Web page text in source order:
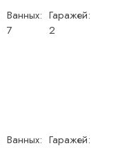
Ванных:
7
Гаражей:
2
Ванных: Гаражей: